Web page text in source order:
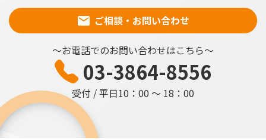
～お電話でのお問い合わせはこちら～
03-3864-8556
受付 / 平日10：00 ～ 18：00
ご相談・お問い合わせ